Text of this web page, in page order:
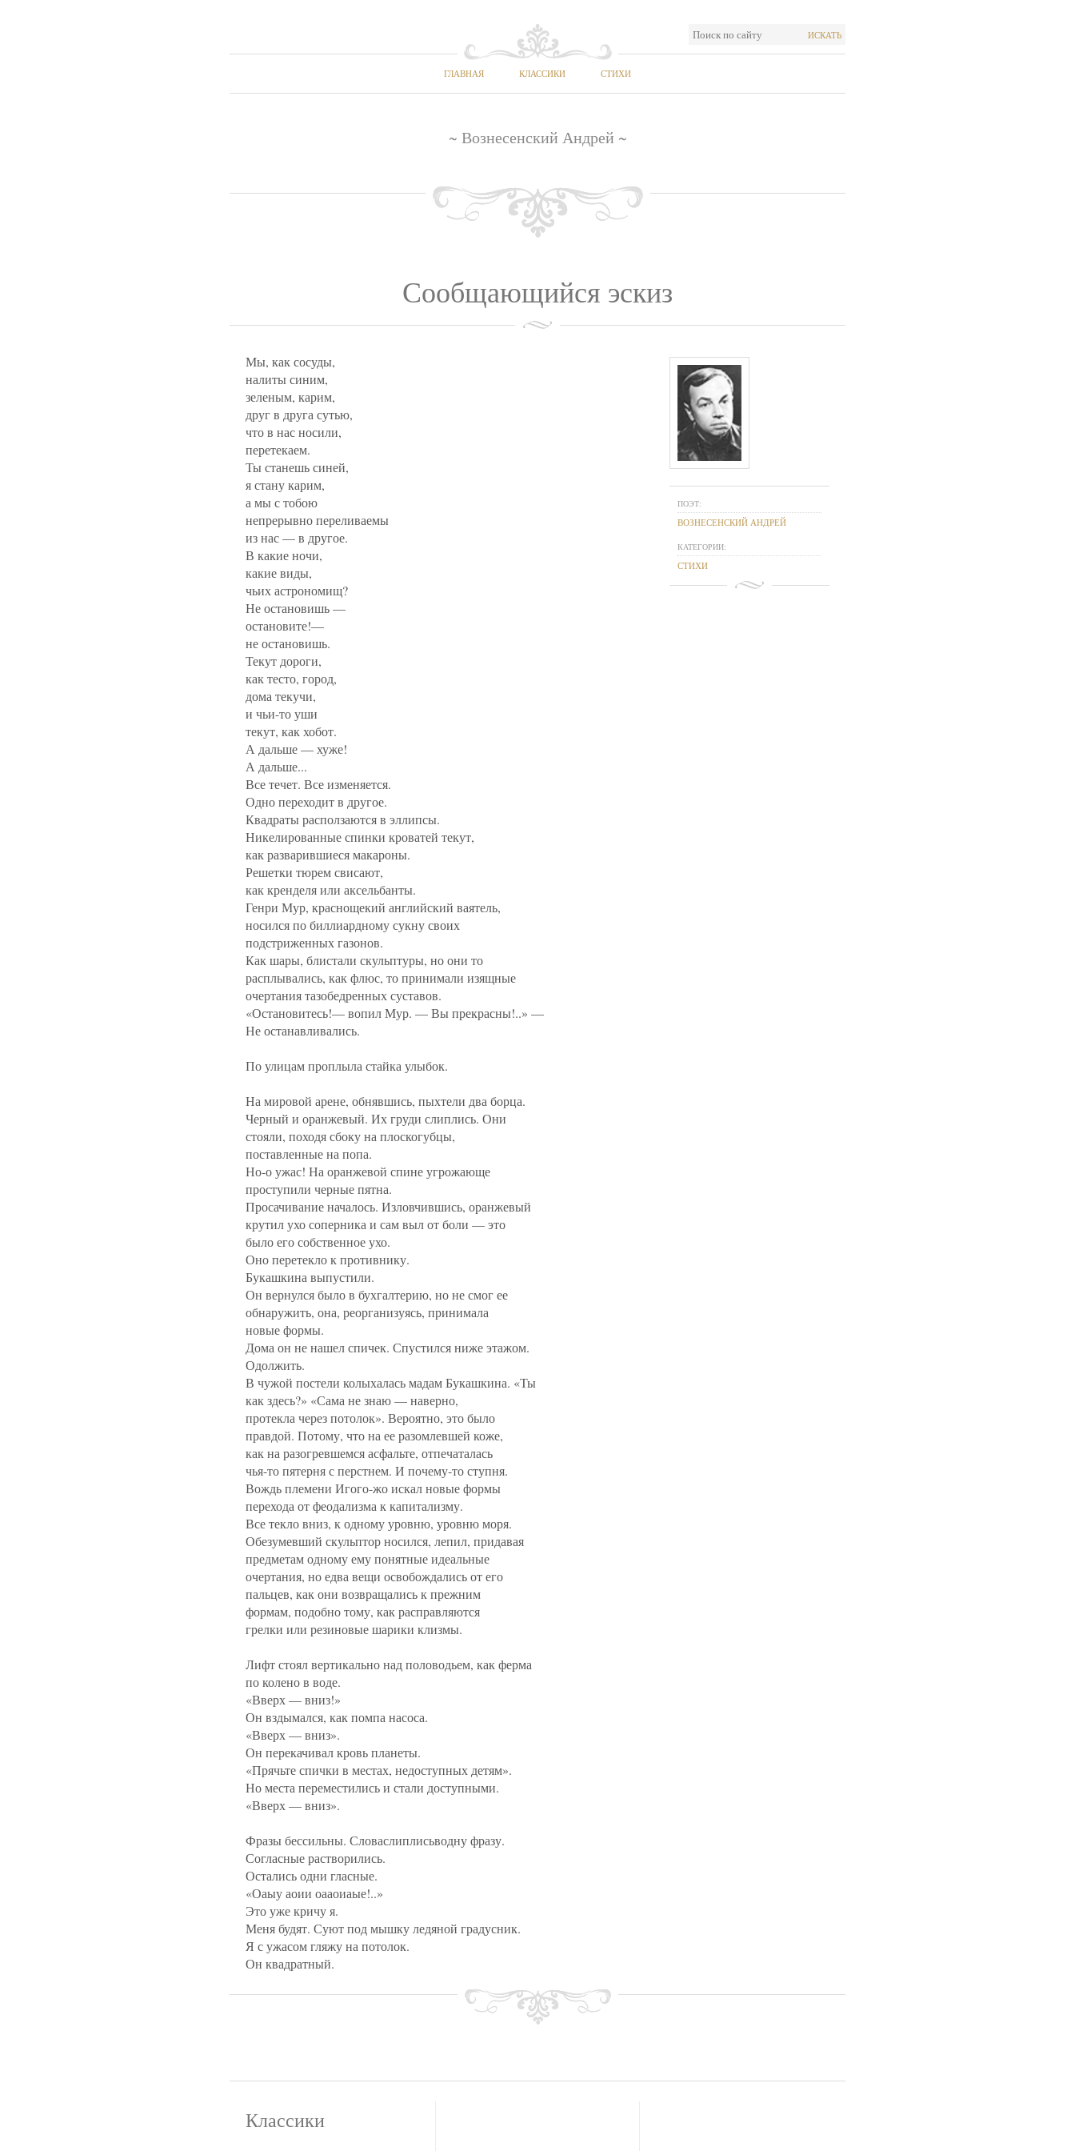
ИСКАТЬ
ГЛАВНАЯ КЛАССИКИ СТИХИ
~ Вознесенский Андрей ~
Сообщающийся эскиз
Мы, как сосуды,
налиты синим,
зеленым, карим,
друг в друга сутью,
что в нас носили,
перетекаем.
Ты станешь синей,
я стану карим,
а мы с тобою
непрерывно переливаемы
из нас — в другое.
В какие ночи,
какие виды,
чьих астрономищ?
Не остановишь —
остановите!—
не остановишь.
Текут дороги,
как тесто, город,
дома текучи,
и чьи-то уши
текут, как хобот.
А дальше — хуже!
А дальше...
Все течет. Все изменяется.
Одно переходит в другое.
Квадраты расползаются в эллипсы.
Никелированные спинки кроватей текут,
как разварившиеся макароны.
Решетки тюрем свисают,
как кренделя или аксельбанты.
Генри Мур, краснощекий английский ваятель,
носился по биллиардному сукну своих
подстриженных газонов.
Как шары, блистали скульптуры, но они то
расплывались, как флюс, то принимали изящные
очертания тазобедренных суставов.
«Остановитесь!— вопил Мур. — Вы прекрасны!..» —
Не останавливались.
По улицам проплыла стайка улыбок.
На мировой арене, обнявшись, пыхтели два борца.
Черный и оранжевый. Их груди слиплись. Они
стояли, походя сбоку на плоскогубцы,
поставленные на попа.
Но-о ужас! На оранжевой спине угрожающе
проступили черные пятна.
Просачивание началось. Изловчившись, оранжевый
крутил ухо соперника и сам выл от боли — это
было его собственное ухо.
Оно перетекло к противнику.
Букашкина выпустили.
Он вернулся было в бухгалтерию, но не смог ее
обнаружить, она, реорганизуясь, принимала
новые формы.
Дома он не нашел спичек. Спустился ниже этажом.
Одолжить.
В чужой постели колыхалась мадам Букашкина. «Ты
как здесь?» «Сама не знаю — наверно,
протекла через потолок». Вероятно, это было
правдой. Потому, что на ее разомлевшей коже,
как на разогревшемся асфальте, отпечаталась
чья-то пятерня с перстнем. И почему-то ступня.
Вождь племени Игого-жо искал новые формы
перехода от феодализма к капитализму.
Все текло вниз, к одному уровню, уровню моря.
Обезумевший скульптор носился, лепил, придавая
предметам одному ему понятные идеальные
очертания, но едва вещи освобождались от его
пальцев, как они возвращались к прежним
формам, подобно тому, как расправляются
грелки или резиновые шарики клизмы.
Лифт стоял вертикально над половодьем, как ферма
по колено в воде.
«Вверх — вниз!»
Он вздымался, как помпа насоса.
«Вверх — вниз».
Он перекачивал кровь планеты.
«Прячьте спички в местах, недоступных детям».
Но места переместились и стали доступными.
«Вверх — вниз».
Фразы бессильны. Словаслиплисьводну фразу.
Согласные растворились.
Остались одни гласные.
«Оаыу аоии оааоиаые!..»
Это уже кричу я.
Меня будят. Суют под мышку ледяной градусник.
Я с ужасом гляжу на потолок.
Он квадратный.
ПОЭТ:
ВОЗНЕСЕНСКИЙ АНДРЕЙ
КАТЕГОРИИ:
СТИХИ
Классики